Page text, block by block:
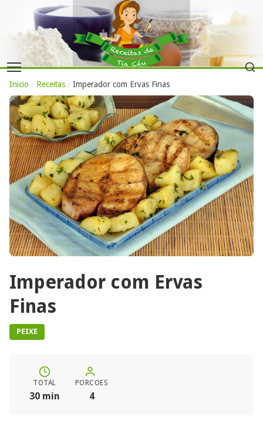
Inicio / Receitas / Imperador com Ervas Finas
Imperador com Ervas
Finas
PEIXE
TOTAL
30 min
PORCOES
4